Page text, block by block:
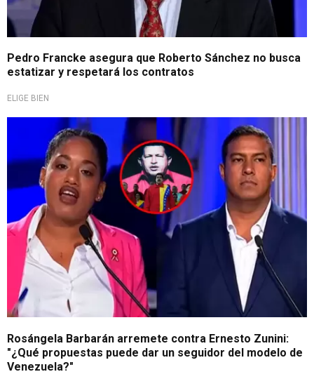
Pedro Francke asegura que Roberto Sánchez no busca
estatizar y respetará los contratos
ELIGE BIEN
Debate técnico 2026
Rosángela Barbarán arremete contra Ernesto Zunini:
"¿Qué propuestas puede dar un seguidor del modelo de
Venezuela?"